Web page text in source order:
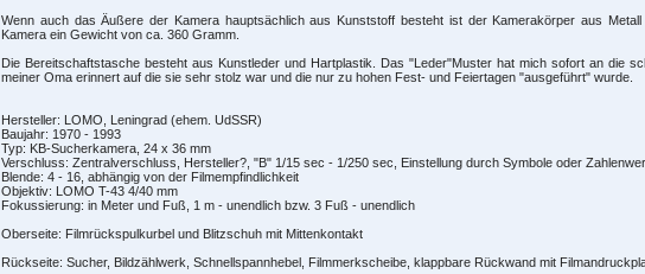
Wenn auch das Äußere der Kamera hauptsächlich aus Kunststoff besteht ist der Kamerakörper aus
Kamera ein Gewicht von ca. 360 Gramm.
Die Bereitschaftstasche besteht aus Kunstleder und Hartplastik. Das "Leder"Muster hat mich sofort an die
meiner Oma erinnert auf die sie sehr stolz war und die nur zu hohen Fest- und Feiertagen "ausgeführt" wurde.
Hersteller: LOMO, Leningrad (ehem. UdSSR)
Baujahr: 1970 - 1993
Typ: KB-Sucherkamera, 24 x 36 mm
Verschluss: Zentralverschluss, Hersteller?, "B" 1/15 sec - 1/250 sec, Einstellung durch Symbole oder
Blende: 4 - 16, abhängig von der Filmempfindlichkeit
Objektiv: LOMO T-43 4/40 mm
Fokussierung: in Meter und Fuß, 1 m - unendlich bzw. 3 Fuß - unendlich
Oberseite: Filmrückspulkurbel und Blitzschuh mit Mittenkontakt
Rückseite: Sucher, Bildzählwerk, Schnellspannhebel, Filmmerkscheibe, klappbare Rückwand mit